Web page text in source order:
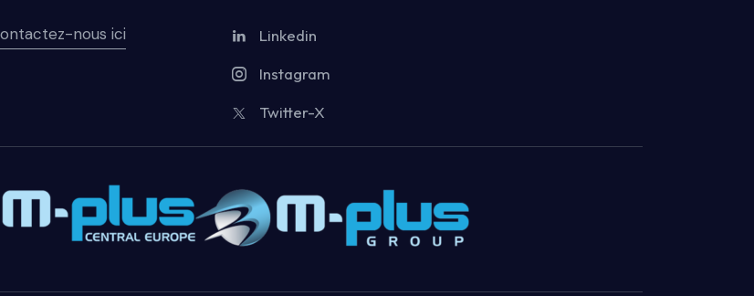
nous ici
Linkedin
Instagram
Twitter-X